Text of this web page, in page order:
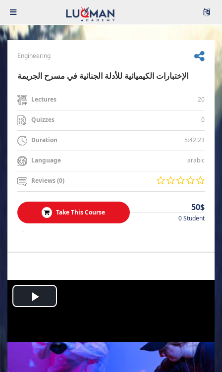
Engineering
الإختبارات الكيميائية للأدلة الجنائية في مسرح الجريمة
Lectures 20
Quizzes 0
Duration 5:42:23
Language arabic
Reviews (0)
Take This Course 50$
0 Student
.
Play